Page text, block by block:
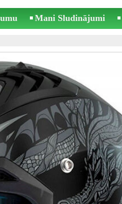
Mani Sludinājumi